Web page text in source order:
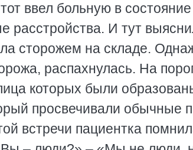
тот ввел больную в
расстройства. И тут
сторожем на складе.
распахнулась. На
которых были
просвечивали
встречи пациентка